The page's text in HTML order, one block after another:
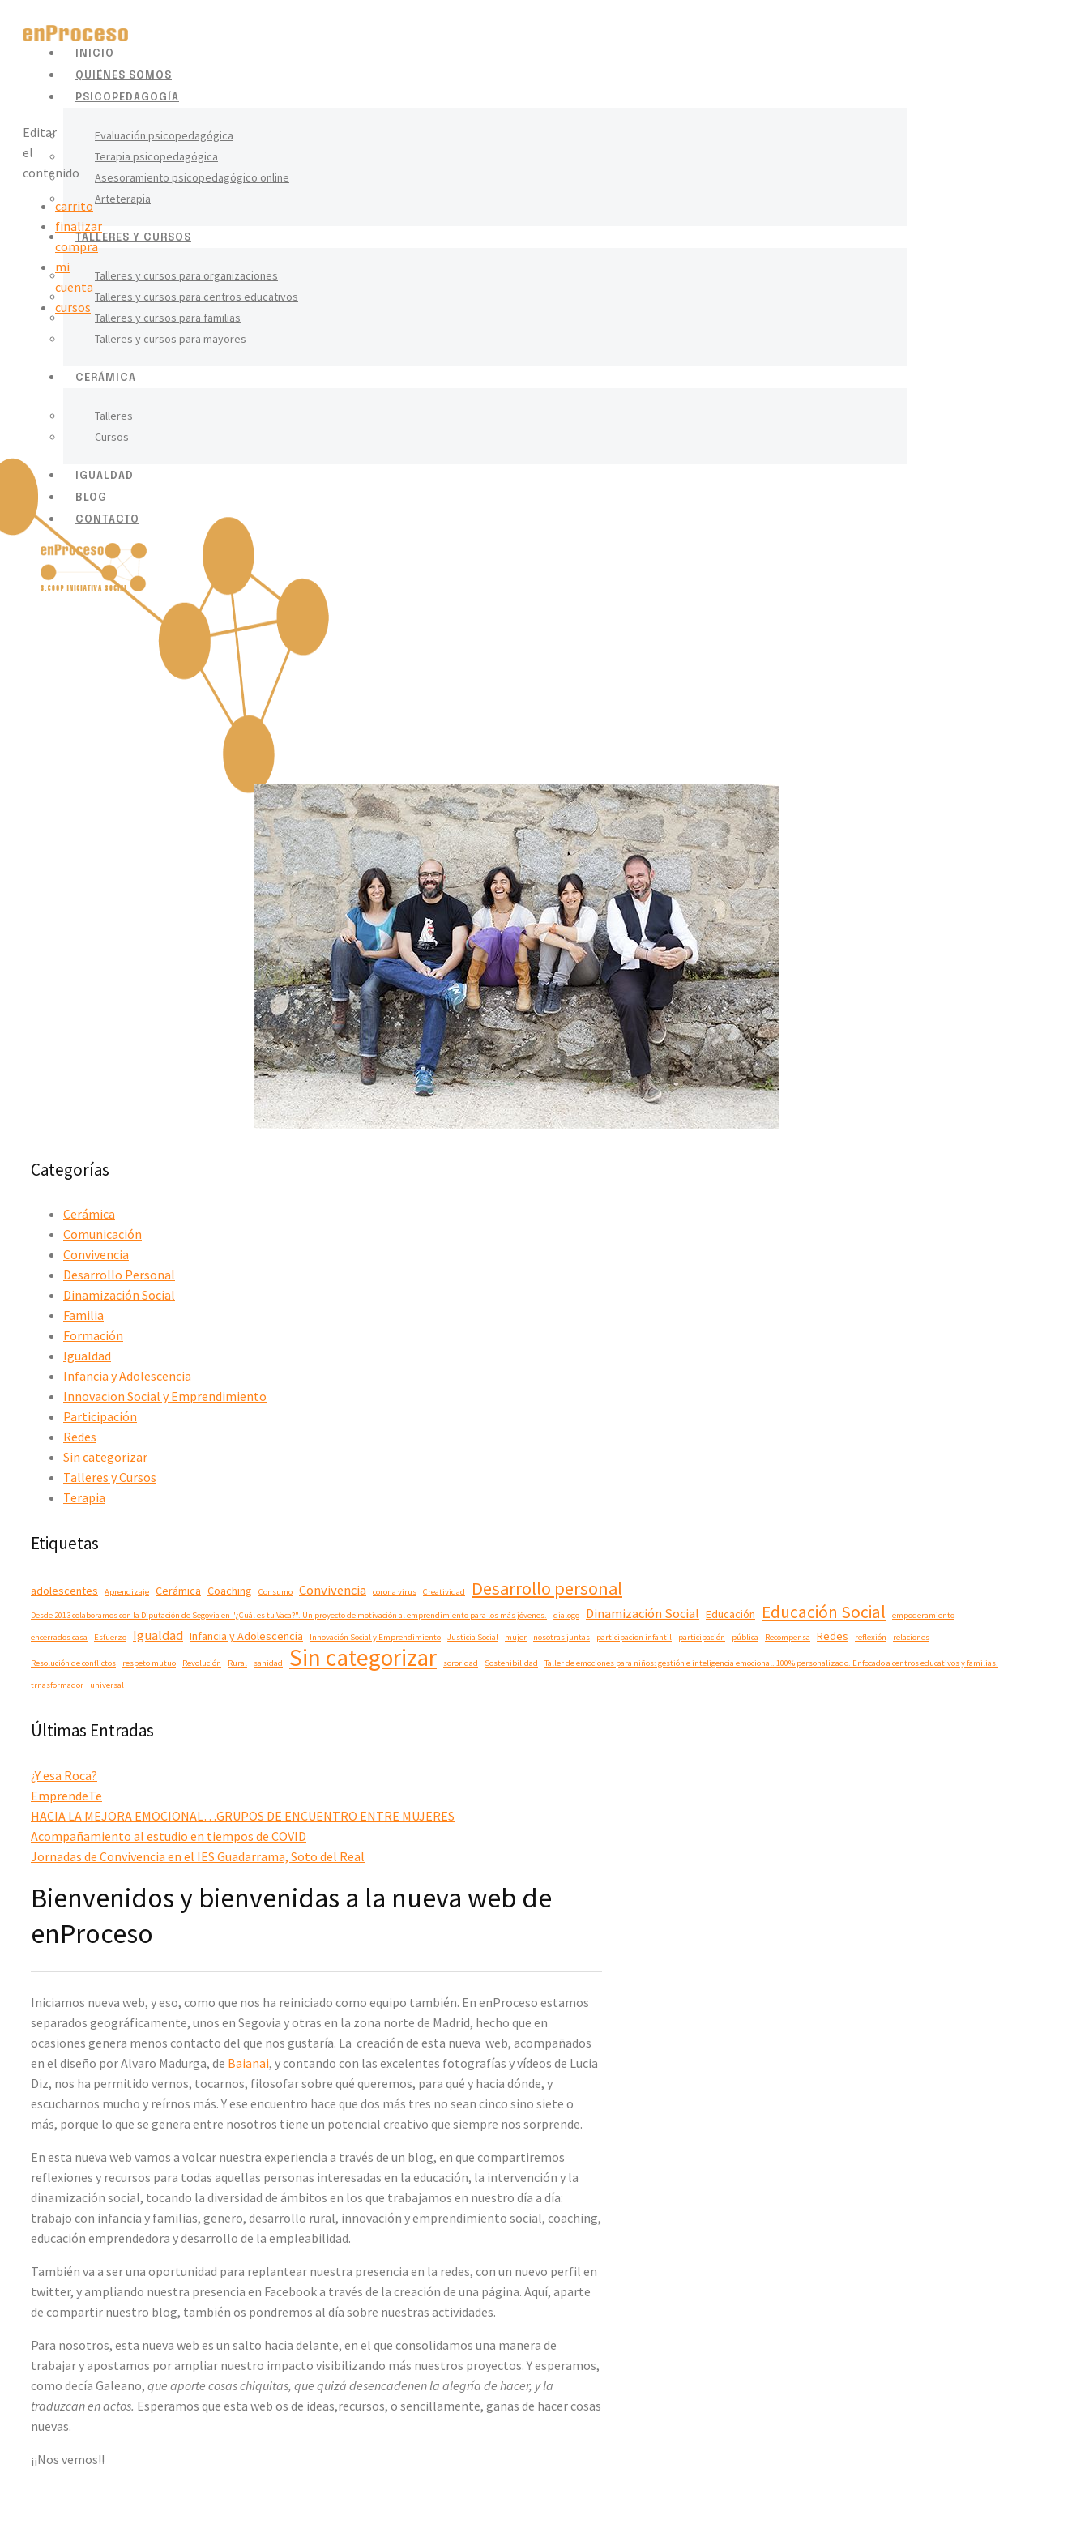
INICIO
QUIÉNES SOMOS
PSICOPEDAGOGÍA
Evaluación psicopedagógica
Terapia psicopedagógica
Asesoramiento psicopedagógico online
Arteterapia
TALLERES Y CURSOS
Talleres y cursos para organizaciones
Talleres y cursos para centros educativos
Talleres y cursos para familias
Talleres y cursos para mayores
CERÁMICA
Talleres
Cursos
IGUALDAD
BLOG
CONTACTO
Editar
el
contenido
carrito
finalizar
compra
mi
cuenta
cursos
Categorías
Cerámica
Comunicación
Convivencia
Desarrollo Personal
Dinamización Social
Familia
Formación
Igualdad
Infancia y Adolescencia
Innovacion Social y Emprendimiento
Participación
Redes
Sin categorizar
Talleres y Cursos
Terapia
Etiquetas
adolescentes Aprendizaje Cerámica Coaching Consumo Convivencia corona virus Creatividad Desarrollo personal
Desde 2013 colaboramos con la Diputación de Segovia en "¿Cuál es tu Vaca?". Un proyecto de motivación al emprendimiento para los más jóvenes. dialogo Dinamización Social Educación Educación Social empoderamiento
encerrados casa Esfuerzo Igualdad Infancia y Adolescencia Innovación Social y Emprendimiento Justicia Social mujer nosotras juntas participacion infantil participación pública Recompensa Redes reflexión relaciones
Resolución de conflictos respeto mutuo Revolución Rural sanidad Sin categorizar sororidad Sostenibilidad Taller de emociones para niños: gestión e inteligencia emocional. 100% personalizado. Enfocado a centros educativos y familias.
trnasformador universal
Últimas Entradas
¿Y esa Roca?
EmprendeTe
HACIA LA MEJORA EMOCIONAL…GRUPOS DE ENCUENTRO ENTRE MUJERES
Acompañamiento al estudio en tiempos de COVID
Jornadas de Convivencia en el IES Guadarrama, Soto del Real
Bienvenidos y bienvenidas a la nueva web de
enProceso
Iniciamos nueva web, y eso, como que nos ha reiniciado como equipo también. En enProceso estamos
separados geográficamente, unos en Segovia y otras en la zona norte de Madrid, hecho que en
ocasiones genera menos contacto del que nos gustaría. La creación de esta nueva web, acompañados
en el diseño por Alvaro Madurga, de Baianai, y contando con las excelentes fotografías y vídeos de Lucia
Diz, nos ha permitido vernos, tocarnos, filosofar sobre qué queremos, para qué y hacia dónde, y
escucharnos mucho y reírnos más. Y ese encuentro hace que dos más tres no sean cinco sino siete o
más, porque lo que se genera entre nosotros tiene un potencial creativo que siempre nos sorprende.
En esta nueva web vamos a volcar nuestra experiencia a través de un blog, en que compartiremos
reflexiones y recursos para todas aquellas personas interesadas en la educación, la intervención y la
dinamización social, tocando la diversidad de ámbitos en los que trabajamos en nuestro día a día:
trabajo con infancia y familias, genero, desarrollo rural, innovación y emprendimiento social, coaching,
educación emprendedora y desarrollo de la empleabilidad.
También va a ser una oportunidad para replantear nuestra presencia en la redes, con un nuevo perfil en
twitter, y ampliando nuestra presencia en Facebook a través de la creación de una página. Aquí, aparte
de compartir nuestro blog, también os pondremos al día sobre nuestras actividades.
Para nosotros, esta nueva web es un salto hacia delante, en el que consolidamos una manera de
trabajar y apostamos por ampliar nuestro impacto visibilizando más nuestros proyectos. Y esperamos,
como decía Galeano, que aporte cosas chiquitas, que quizá desencadenen la alegría de hacer, y la
traduzcan en actos. Esperamos que esta web os de ideas,recursos, o sencillamente, ganas de hacer cosas
nuevas.
¡¡Nos vemos!!